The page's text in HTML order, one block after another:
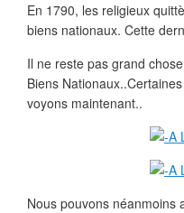
En 1790, les religieux
biens nationaux. Cette
Il ne reste pas grand
Biens
voyons maintenant..
Nous pouvons néanmoins